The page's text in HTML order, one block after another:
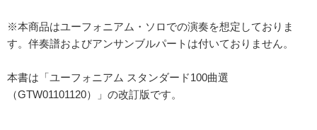
※本商品はユーフォニアム・ソロでの演奏を想定しておりま
す。伴奏譜およびアンサンブルパートは付いておりません。
本書は「ユーフォニアム スタンダード100曲選
（GTW01101120）」の改訂版です。